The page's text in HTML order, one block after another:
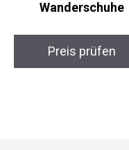
Wanderschuhe
Preis prüfen